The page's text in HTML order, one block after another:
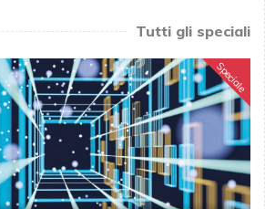
Tutti gli speciali
Speciale